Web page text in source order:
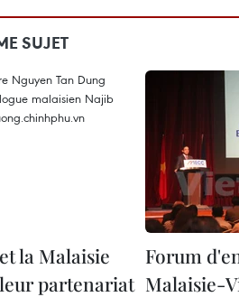
SUJET
la Malaisie
partenariat
Forum
Malaisie-